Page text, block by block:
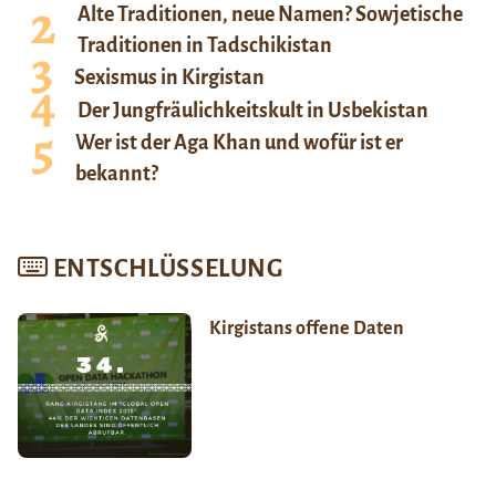
Alte Traditionen, neue Namen? Sowjetische
Traditionen in Tadschikistan
Sexismus in Kirgistan
Der Jungfräulichkeitskult in Usbekistan
Wer ist der Aga Khan und wofür ist er
bekannt?
ENTSCHLÜSSELUNG
Kirgistans offene Daten